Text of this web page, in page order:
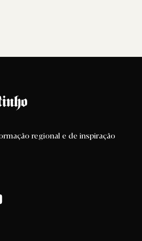
regional e de inspiração